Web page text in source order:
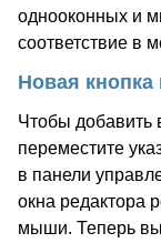
однооконных и
соответствие в
Новая кнопка
Чтобы добавить
переместите
в панели
окна редактора
мыши. Теперь вы